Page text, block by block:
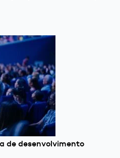
de desenvolvimento